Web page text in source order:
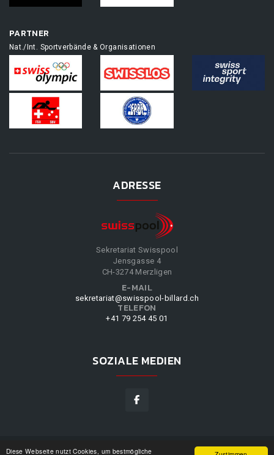
Diese Webseite nutzt Cookies, um bestmögliche
PARTNER
Nat./Int. Sportverbände & Organisationen
ADRESSE
Sekretariat Swisspool
Jensgasse 4
CH-3274 Merzligen
E-MAIL
sekretariat@swisspool-billard.ch
TELEFON
+41 79 254 45 01
SOZIALE MEDIEN